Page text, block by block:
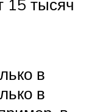
15 тысяч
в
в